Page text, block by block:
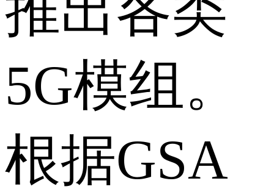
5G模组。
根据GSA